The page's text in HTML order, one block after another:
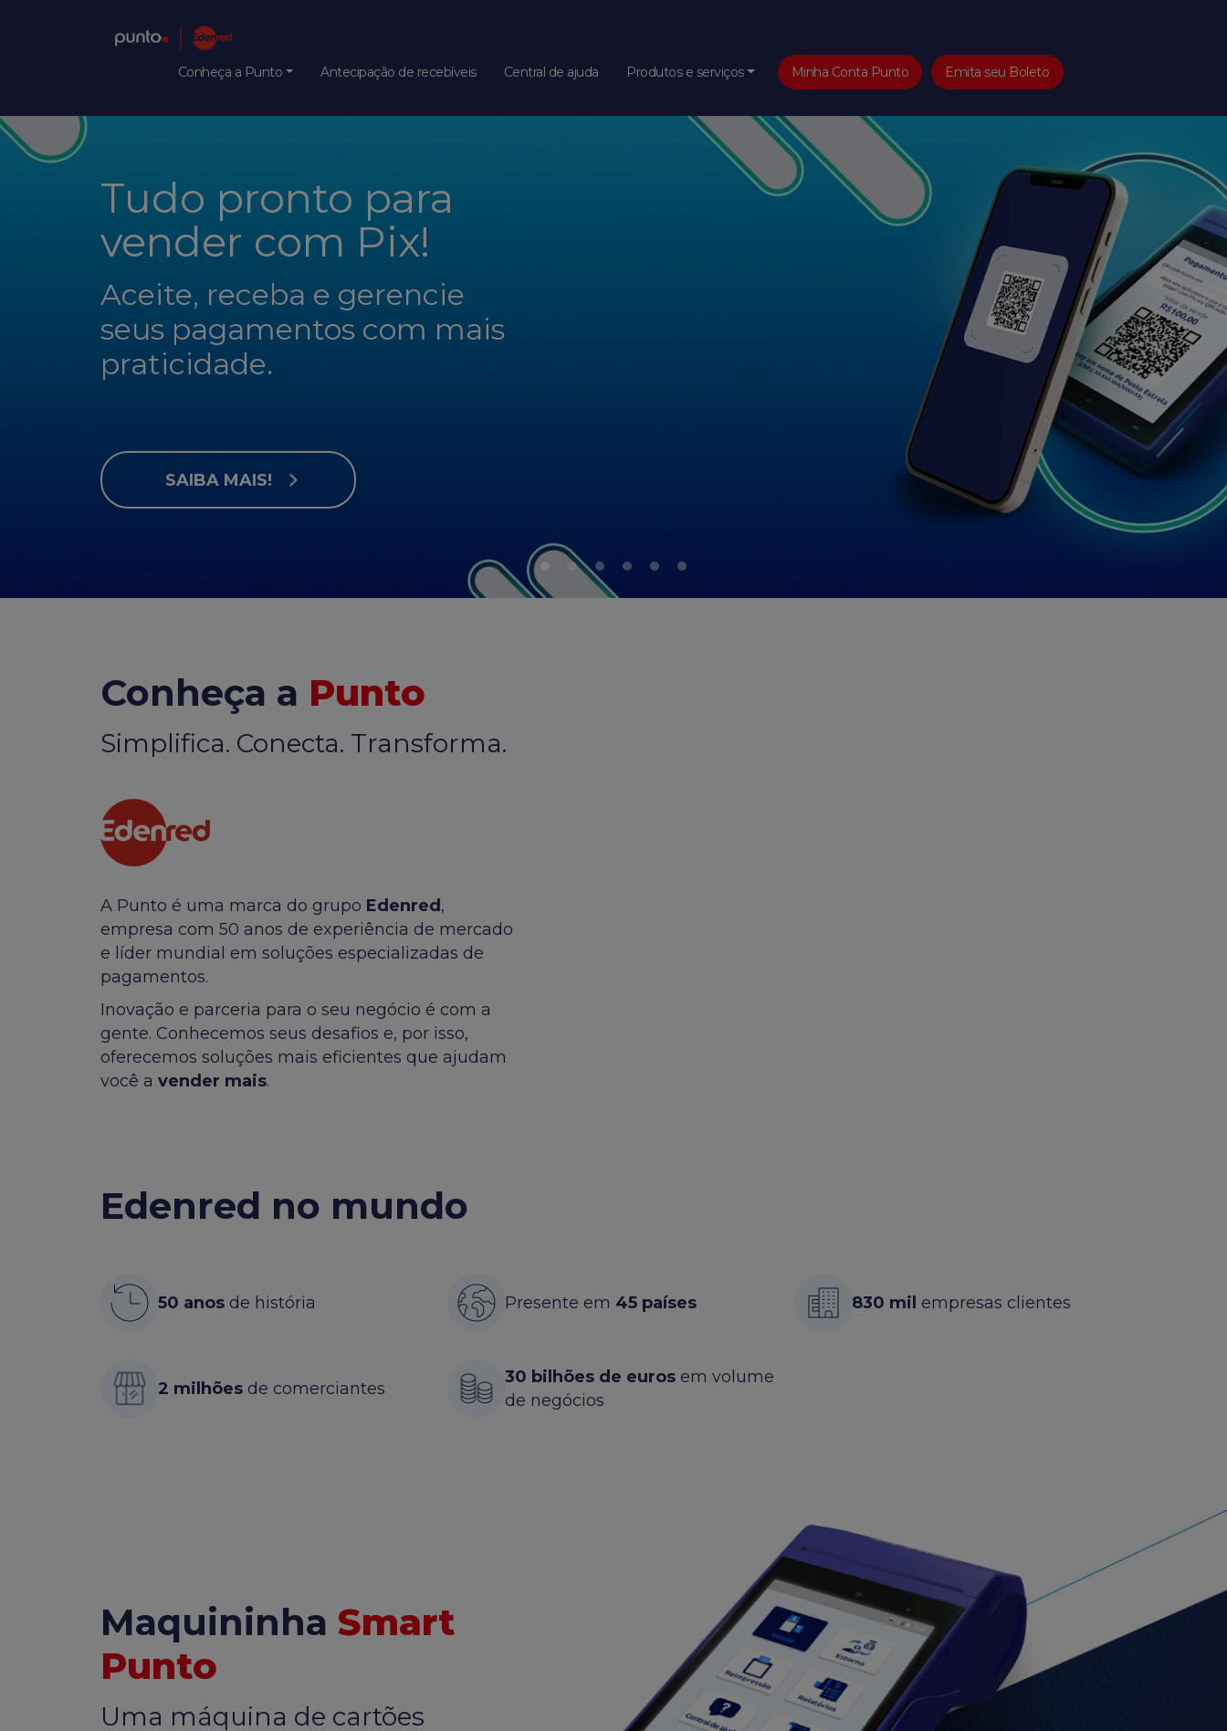
Conheça a Punto Antecipação de recebíveis Central de ajuda Produtos e serviços Minha Conta Punto Emita seu Boleto
Tudo pronto para
vender com Pix!
Aceite, receba e gerencie
seus pagamentos com mais
praticidade.
SAIBA MAIS!
Conheça a Punto
Simplifica. Conecta. Transforma.
A Punto é uma marca do grupo Edenred ,
empresa com 50 anos de experiência de mercado
e líder mundial em soluções especializadas de
pagamentos.
Inovação e parceria para o seu negócio é com a
gente. Conhecemos seus desafios e, por isso,
oferecemos soluções mais eficientes que ajudam
você a vender mais.
Edenred no mundo
50 anosde história Presente em 45 países 830 mil empresas clientes
2 milhõesde comerciantes
30 bilhões de eurosem volume
de negócios
Maquininha Smart
Punto
Uma máquina de cartões